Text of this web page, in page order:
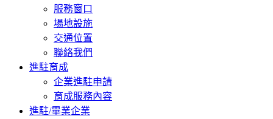
服務窗口
場地設施
交通位置
聯絡我們
進駐育成
企業進駐申請
育成服務內容
進駐/畢業企業